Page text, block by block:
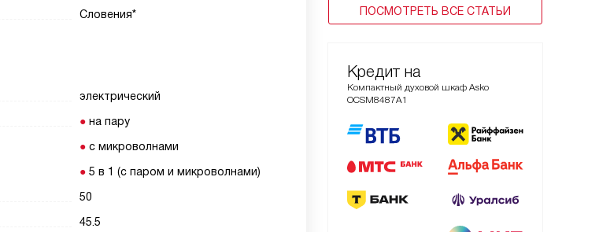
ПОСМОТРЕТЬ ВСЕ СТАТЬИ
Кредит на
Компактный духовой шкаф Asko
OCSM8487A1
Словения*
электрический
на пару
с микроволнами
5 в 1 (с паром и микроволнами)
50
45.5